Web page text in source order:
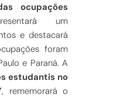
ocupações
um
e destacará
foram
e Paraná. A
estudantis no
, rememorará o